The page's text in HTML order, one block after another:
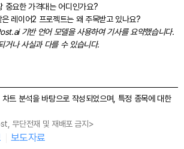
중요한 가격대는 어디인가요?
레이어2 프로젝트는 왜 주목받고 있나요?
기반 언어 모델을 사용하여 기사를 요약했습니다.
거나 사실과 다를 수 있습니다.
트 분석을 바탕으로 작성되었으며, 특정 종목에 대한
무단전재 및 재배포 금지>
보도자료